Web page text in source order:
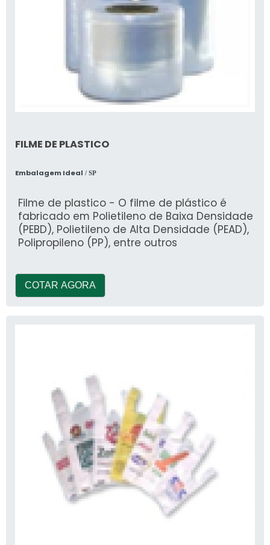
FILME DE PLASTICO
Embalagem Ideal / SP
Filme de plastico - O filme de plástico é
fabricado em Polietileno de Baixa Densidade
(PEBD), Polietileno de Alta Densidade (PEAD),
Polipropileno (PP), entre outros
COTAR AGORA